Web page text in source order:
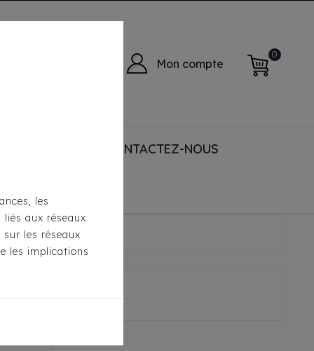
Mon compte
0
CONTACTEZ-NOUS
les
aux réseaux
les réseaux
les implications